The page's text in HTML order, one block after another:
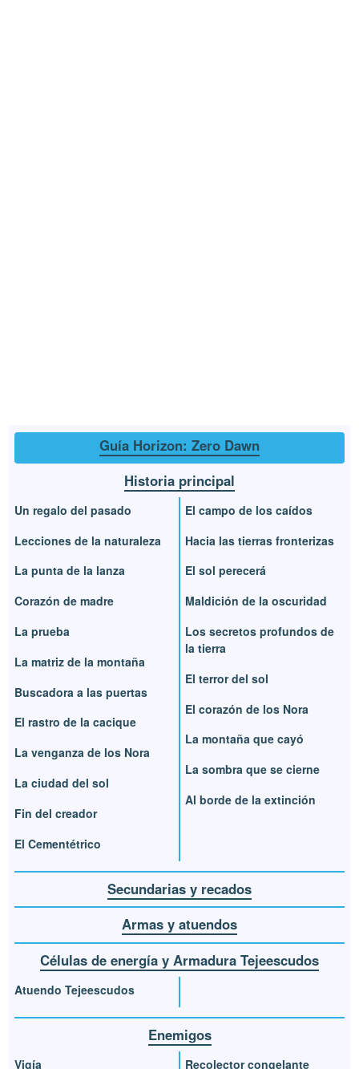
Guía Horizon: Zero Dawn
Historia principal
Un regalo del pasado
Lecciones de la naturaleza
La punta de la lanza
Corazón de madre
La prueba
La matriz de la montaña
Buscadora a las puertas
El rastro de la cacique
La venganza de los Nora
La ciudad del sol
Fin del creador
El Cementétrico
El campo de los caídos
Hacia las tierras fronterizas
El sol perecerá
Maldición de la oscuridad
Los secretos profundos de
la tierra
El terror del sol
El corazón de los Nora
La montaña que cayó
La sombra que se cierne
Al borde de la extinción
Secundarias y recados
Armas y atuendos
Células de energía y Armadura Tejeescudos
Atuendo Tejeescudos
Enemigos
Vigía Recolector congelante